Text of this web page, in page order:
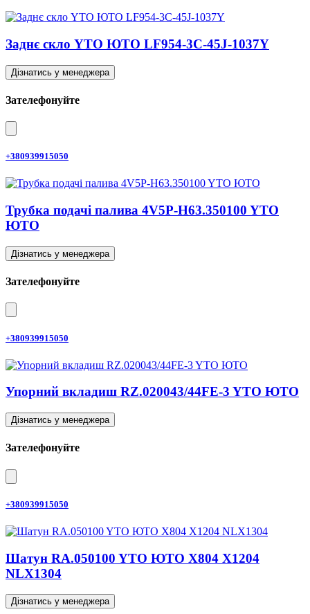
Заднє скло YTO ЮТО LF954-3C-45J-1037Y
Дізнатись у менеджера
Зателефонуйте
+380939915050
Трубка подачі палива 4V5P-H63.350100 YTO
ЮТО
Дізнатись у менеджера
Зателефонуйте
+380939915050
Упорний вкладиш RZ.020043/44FE-3 YTO ЮТО
Дізнатись у менеджера
Зателефонуйте
+380939915050
Шатун RA.050100 YTO ЮТО X804 X1204
NLX1304
Дізнатись у менеджера